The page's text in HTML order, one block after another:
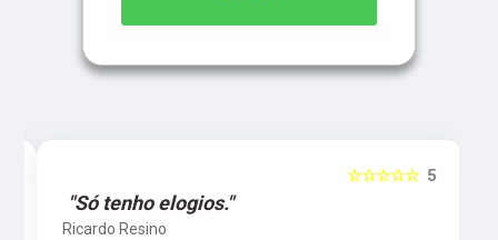
5
☆☆☆☆☆
"Só tenho elogios."
Ricardo Resino